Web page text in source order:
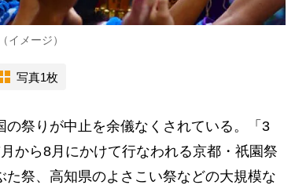
イメージ）
写真1枚
祭りが中止を余儀なくされている。「3
から8月にかけて行なわれる京都・祇園祭
祭、高知県のよさこい祭などの大規模な